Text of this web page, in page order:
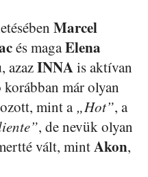
Marcel
és magaElena
, azazINNAis aktívan
már olyan
mint a „Hot”, a
, de nevük olyan
vált, mintAkon,